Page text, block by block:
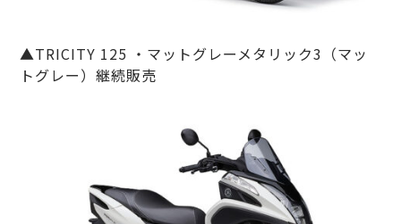
▲TRICITY 125 ・マットグレーメタリック3（マッ
トグレー）継続販売